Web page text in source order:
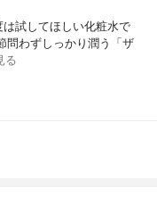
試してほしい化粧水で
問わずしっかり潤う「ザ
る